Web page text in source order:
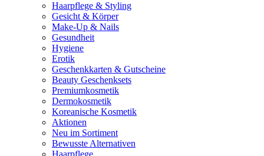
Haarpflege & Styling
Gesicht & Körper
Make-Up & Nails
Gesundheit
Hygiene
Erotik
Geschenkkarten & Gutscheine
Beauty Geschenksets
Premiumkosmetik
Dermokosmetik
Koreanische Kosmetik
Aktionen
Neu im Sortiment
Bewusste Alternativen
Haarpflege